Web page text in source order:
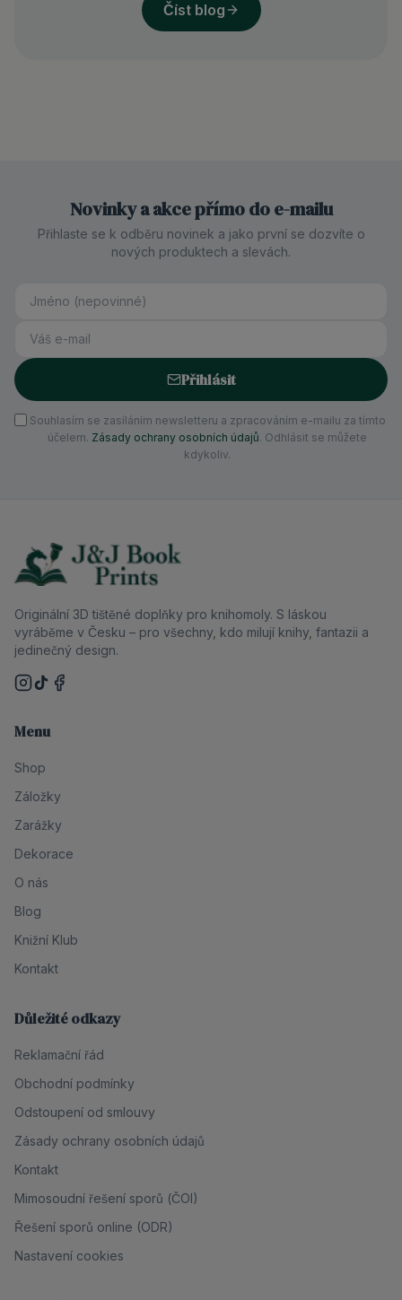
Číst blog
Novinky a akce přímo do e-mailu
Přihlaste se k odběru novinek a jako první se dozvíte o
nových produktech a slevách.
Přihlásit
Souhlasím se zasíláním newsletteru a zpracováním e-mailu za tímto
účelem. Zásady ochrany osobních údajů. Odhlásit se můžete
kdykoliv.
Originální 3D tištěné doplňky pro knihomoly. S láskou
vyráběme v Česku – pro všechny, kdo milují knihy, fantazii a
jedinečný design.
Menu
Shop
Záložky
Zarážky
Dekorace
O nás
Blog
Knižní Klub
Kontakt
Důležité odkazy
Reklamační řád
Obchodní podmínky
Odstoupení od smlouvy
Zásady ochrany osobních údajů
Kontakt
Mimosoudní řešení sporů (ČOI)
Řešení sporů online (ODR)
Nastavení cookies